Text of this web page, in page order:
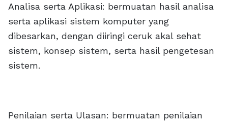
Analisa serta Aplikasi: bermuatan hasil analisa
serta aplikasi sistem komputer yang
dibesarkan, dengan diiringi ceruk akal sehat
sistem, konsep sistem, serta hasil pengetesan
sistem.
Penilaian serta Ulasan: bermuatan penilaian